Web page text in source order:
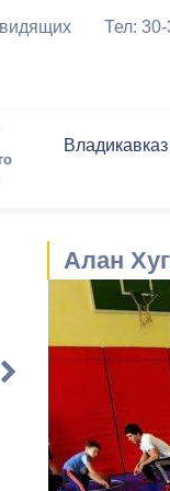
Тел:
Владикавказ
Устав
Города-
городского
Торги и
Программа
Формы
Обратная
Комиссии
График
Новостная
Актуально
Алан